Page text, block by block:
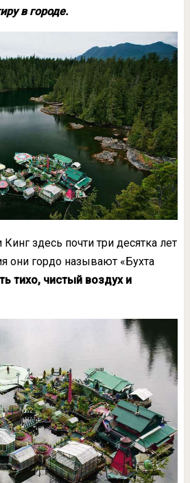
в городе.
здесь почти три десятка лет
они гордо называют «Бухта
тихо, чистый воздух и